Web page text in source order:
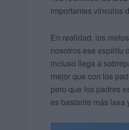
importantes vínculos
En realidad, los
nosotros ese espíritu
incluso llega a
mejor que con los
pero que los padres
es bastante más laxa